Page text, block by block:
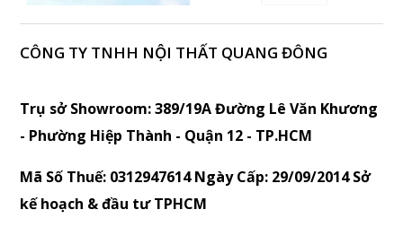
CÔNG TY TNHH NỘI THẤT QUANG ĐÔNG
Trụ sở Showroom: 389/19A Đường Lê Văn Khương
- Phường Hiệp Thành - Quận 12 - TP.HCM
Mã Số Thuế: 0312947614 Ngày Cấp: 29/09/2014 Sở
kế hoạch & đầu tư TPHCM